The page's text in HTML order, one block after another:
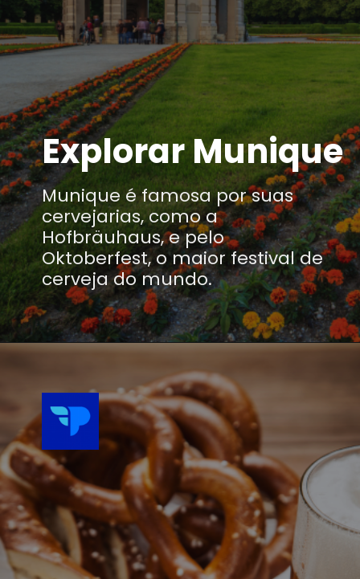
Explorar Munique
Munique é famosa por suas
cervejarias, como a
Hofbräuhaus, e pelo
Oktoberfest, o maior festival de
cerveja do mundo.